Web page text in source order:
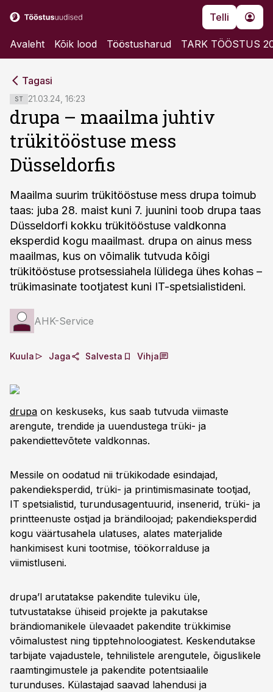
Telli
Avaleht Kõik lood Tööstusharud TARK TÖÖSTUS
Tagasi
ST 21.03.24, 16:23
drupa – maailma juhtiv
trükitööstuse mess
Düsseldorfis
Maailma suurim trükitööstuse mess drupa toimub
taas: juba 28. maist kuni 7. juunini toob drupa taas
Düsseldorfi kokku trükitööstuse valdkonna
eksperdid kogu maailmast. drupa on ainus mess
maailmas, kus on võimalik tutvuda kõigi
trükitööstuse protsessiahela lülidega ühes kohas –
trükimasinate tootjatest kuni IT-spetsialistideni.
AHK-Service
Kuula Jaga Salvesta Vihja
drupa on keskuseks, kus saab tutvuda viimaste
arengute, trendide ja uuendustega trüki- ja
pakendiettevõtete valdkonnas.
Messile on oodatud nii trükikodade esindajad,
pakendieksperdid, trüki- ja printimismasinate tootjad,
IT spetsialistid, turundusagentuurid, insenerid, trüki- ja
printteenuste ostjad ja brändiloojad; pakendieksperdid
kogu väärtusahela ulatuses, alates materjalide
hankimisest kuni tootmise, töökorralduse ja
viimistluseni.
drupa’l arutatakse pakendite tuleviku üle,
tutvustatakse ühiseid projekte ja pakutakse
brändiomanikele ülevaadet pakendite trükkimise
võimalustest ning tipptehnoloogiatest. Keskendutakse
tarbijate vajadustele, tehnilistele arengutele, õiguslikele
raamtingimustele ja pakendite potentsiaalile
turunduses. Külastajad saavad lahendusi ja